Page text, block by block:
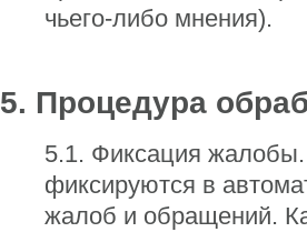
чьего-либо мнения).
5. Процедура
5.1. Фиксация
фиксируются в
жалоб и обращений.